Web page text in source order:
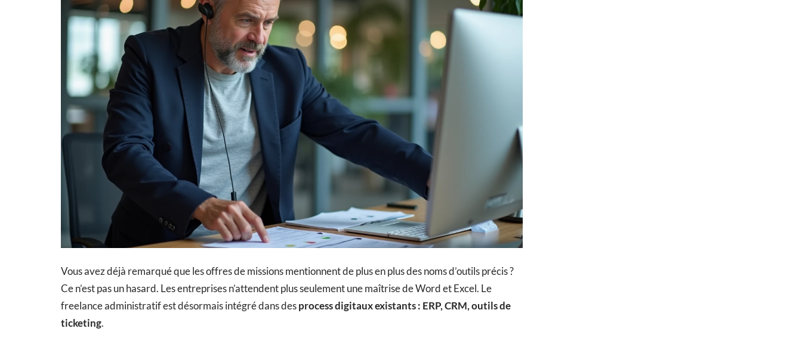
Vous avez déjà remarqué que les offres de missions mentionnent de plus en plus des noms d’outils précis ?
Ce n’est pas un hasard. Les entreprises n’attendent plus seulement une maîtrise de Word et Excel. Le
freelance administratif est désormais intégré dans desprocess digitaux existants : ERP, CRM, outils de
ticketing.